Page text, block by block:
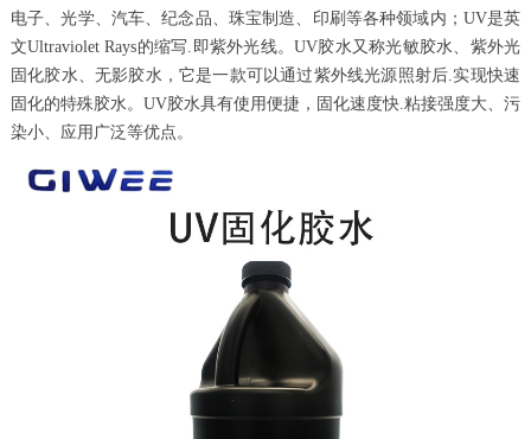
电子、光学、汽车、纪念品、珠宝制造、印刷等各种领域内；UV是英
文Ultraviolet Rays的缩写.即紫外光线。UV胶水又称光敏胶水、紫外光
固化胶水、无影胶水，它是一款可以通过紫外线光源照射后.实现快速
固化的特殊胶水。UV胶水具有使用便捷，固化速度快.粘接强度大、污
染小、应用广泛等优点。